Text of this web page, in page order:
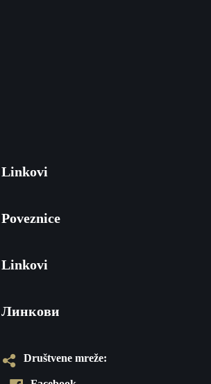
Linkovi
Poveznice
Linkovi
Линкови
Društvene mreže: